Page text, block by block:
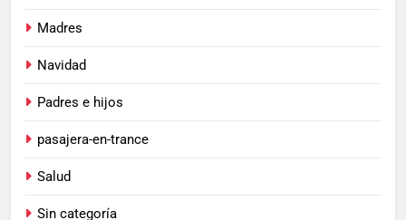
Madres
Navidad
Padres e hijos
pasajera-en-trance
Salud
Sin categoría